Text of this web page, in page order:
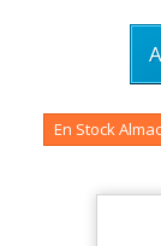
En Stock